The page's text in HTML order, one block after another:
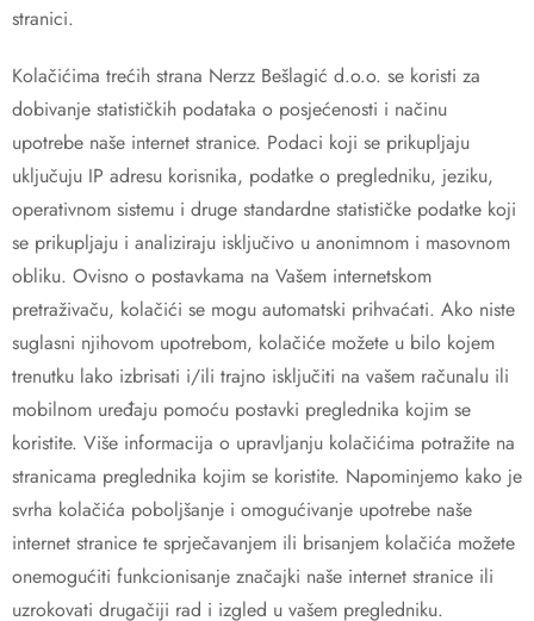
stranici.
Kolačićima trećih strana Nerzz Bešlagić d.o.o. se koristi za
dobivanje statističkih podataka o posjećenosti i načinu
upotrebe naše internet stranice. Podaci koji se prikupljaju
uključuju IP adresu korisnika, podatke o pregledniku, jeziku,
operativnom sistemu i druge standardne statističke podatke koji
se prikupljaju i analiziraju isključivo u anonimnom i masovnom
obliku. Ovisno o postavkama na Vašem internetskom
pretraživaču, kolačići se mogu automatski prihvaćati. Ako niste
suglasni njihovom upotrebom, kolačiće možete u bilo kojem
trenutku lako izbrisati i/ili trajno isključiti na vašem računalu ili
mobilnom uređaju pomoću postavki preglednika kojim se
koristite. Više informacija o upravljanju kolačićima potražite na
stranicama preglednika kojim se koristite. Napominjemo kako je
svrha kolačića poboljšanje i omogućivanje upotrebe naše
internet stranice te sprječavanjem ili brisanjem kolačića možete
onemogućiti funkcionisanje značajki naše internet stranice ili
uzrokovati drugačiji rad i izgled u vašem pregledniku.